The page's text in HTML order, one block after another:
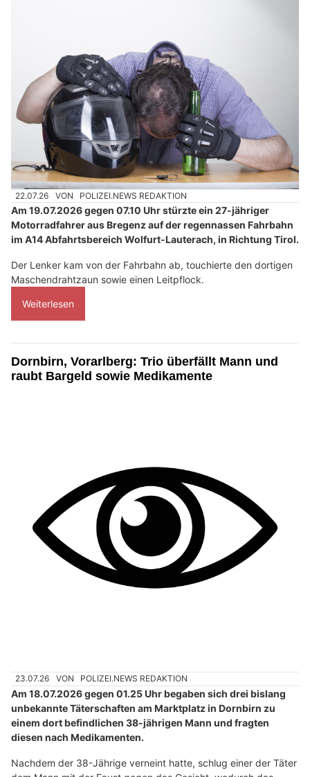
22.07.26 VON POLIZEI.NEWS REDAKTION
Am 19.07.2026 gegen 07.10 Uhr stürzte ein 27-jähriger
Motorradfahrer aus Bregenz auf der regennassen Fahrbahn
im A14 Abfahrtsbereich Wolfurt-Lauterach, in Richtung Tirol.
Der Lenker kam von der Fahrbahn ab, touchierte den dortigen
Maschendrahtzaun sowie einen Leitpflock.
Weiterlesen
Dornbirn, Vorarlberg: Trio überfällt Mann und
raubt Bargeld sowie Medikamente
23.07.26 VON POLIZEI.NEWS REDAKTION
Am 18.07.2026 gegen 01.25 Uhr begaben sich drei bislang
unbekannte Täterschaften am Marktplatz in Dornbirn zu
einem dort befindlichen 38-jährigen Mann und fragten
diesen nach Medikamenten.
Nachdem der 38-Jährige verneint hatte, schlug einer der Täter